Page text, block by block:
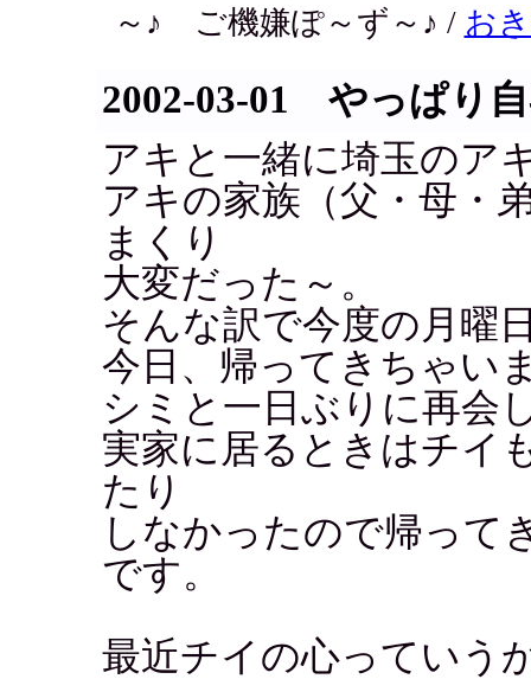
～♪ ご機嫌ぽ～ず～♪ / お
2002-03-01 やっぱり
アキと一緒に埼玉のア
アキの家族（父・母・
まくり
大変だった～。
そんな訳で今度の月曜
今日、帰ってきちゃい
シミと一日ぶりに再会
実家に居るときはチイ
たり
しなかったので帰って
です。
最近チイの心っていう